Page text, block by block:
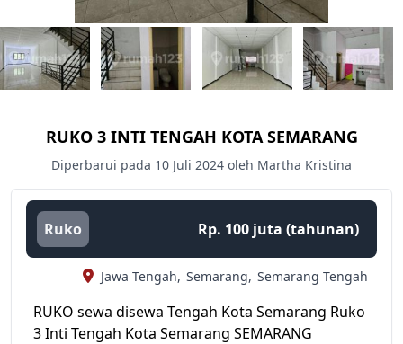
RUKO 3 INTI TENGAH KOTA SEMARANG
Diperbarui pada 10 Juli 2024 oleh Martha Kristina
Ruko Rp. 100 juta (tahunan)
Jawa Tengah, Semarang, Semarang Tengah
RUKO sewa disewa Tengah Kota Semarang Ruko
3 Inti Tengah Kota Semarang SEMARANG